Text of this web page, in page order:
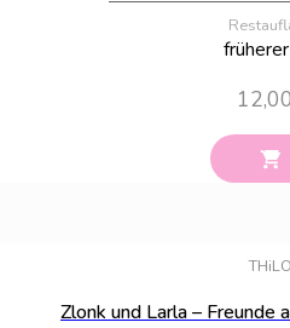
12,00
THiLO
Zlonk und Larla – Freunde